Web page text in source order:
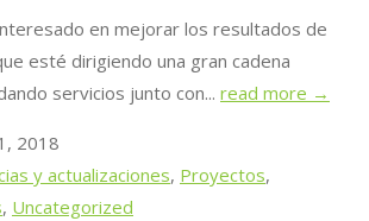
en mejorar los resultados de
esté dirigiendo una gran cadena
servicios junto con... read more →
2018
y actualizaciones, Proyectos,
, Uncategorized